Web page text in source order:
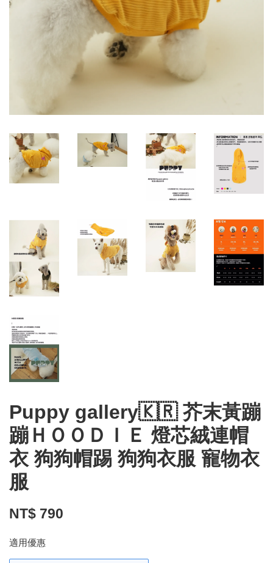
Puppy gallery🇰🇷 芥末黃蹦
蹦ＨＯＯＤＩＥ 燈芯絨連帽
衣 狗狗帽踢 狗狗衣服 寵物衣
服
NT$ 790
適用優惠